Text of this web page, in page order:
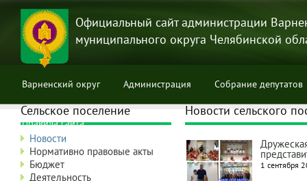
Перейти
основному
содержанию
Официальный сайт администрации
муниципального округа Челябинской
Варненский округ Администрация Собрание депутатов
Правила сайта
Новости сельского
1 сентября
Сельское поселение
Новости
Нормативно правовые акты
Бюджет
Деятельность